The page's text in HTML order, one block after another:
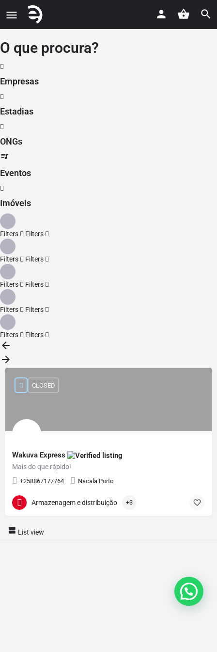
O que procura?
Empresas
Estadias
ONGs
Eventos
Imóveis
Filters Filters
Filters Filters
Filters Filters
Filters Filters
Filters Filters
Wakuva Express
Mais do que rápido!
+258867177764 Nacala Porto
CLOSED
Armazenagem e distribuição +3
List view